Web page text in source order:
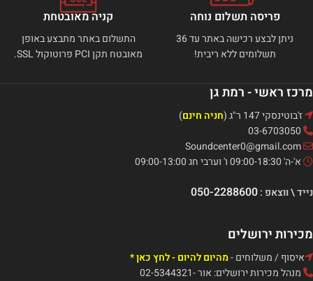
פריסה תשלום נוחה
ניתן לבצע רכישה באתר עד 36
תשלומים ללא ריבית!
קניה מאובטחת
התשלום באתר מתבצע באופן
מאובטח תקן PCI פרוטוקול SSL.
מרכז ראשי - רמת גן
ז'בוטינסקי 147 ר"ג ( חניה חינם)
א'-ה' 09:00-18:30 ו' וערבי חג 09:00-13:00
נייד \ ווצאפ :050-2288600
מכירות ירושלים
איסוף / משלוחים -מהיום להיום - לחץ כאן *
מנהל מכירות ירושלים: אור -02-5344321